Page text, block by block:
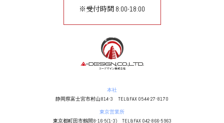
※受付時間 8:00-18:00
本社
静岡県富士宮市村山814-3 TEL&FAX 0544-27-8170
東京営業所
東京都町田市鶴間8-16-5(1-3) TEL&FAX 042-866-5963